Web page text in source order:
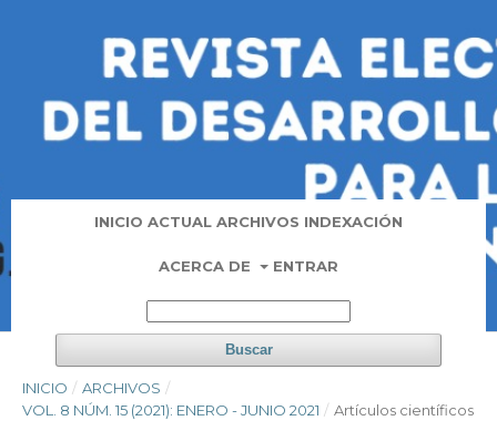
INICIO ACTUAL ARCHIVOS INDEXACIÓN
ACERCA DE ENTRAR
Buscar
INICIO / ARCHIVOS /
VOL. 8 NÚM. 15 (2021): ENERO - JUNIO 2021 / Artí­culos científicos